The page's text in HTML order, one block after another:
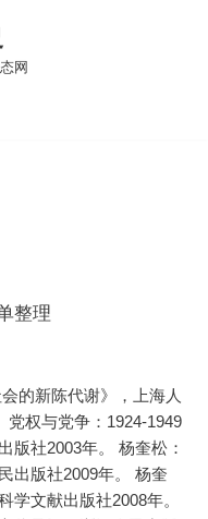
网
整理
的新陈代谢》，上海人
党权与党争：1924-1949
版社2003年。 杨奎松：
出版社2009年。 杨奎
学文献出版社2008年。